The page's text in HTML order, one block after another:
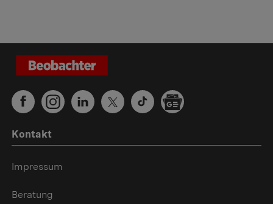
Kontakt
Impressum
Beratung